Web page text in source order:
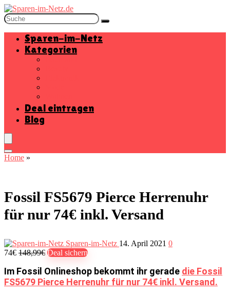
Sparen-im-Netz
Kategorien
Deal eintragen
Blog
Home »
Fossil FS5679 Pierce Herrenuhr
für nur 74€ inkl. Versand
Sparen-im-Netz 14. April 2021 0
74€ 148,99€ Deal sichern
Im Fossil Onlineshop bekommt ihr gerade die Fossil
FS5679 Pierce Herrenuhr für nur 74€ inkl. Versand.